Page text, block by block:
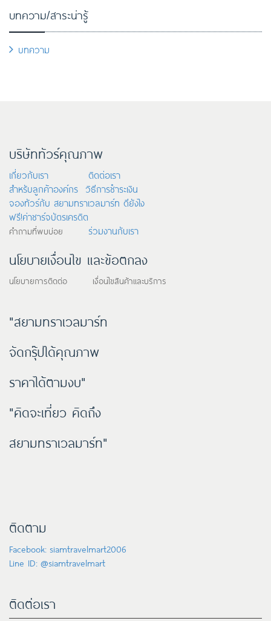
บทความ/สาระน่ารู้
บทความ
บริษัททัวร์คุณภาพ
เกี่ยวกับเรา
ติดต่อเรา
สำหรับลูกค้าองค์กร วิธีการชำระเงิน
จองทัวร์กับ สยามทราเวลมาร์ท ดียังไง
ฟรี!ค่าชาร์จบัตรเครดิต
คำถามที่พบบ่อย ร่วมงานกับเรา
นโยบายเงื่อนไข และข้อตกลง
นโยบายการติดต่อ เงื่อนไขสินค้าและบริการ
"สยามทราเวลมาร์ท
จัดกรุ๊ปได้คุณภาพ
ราคาได้ตามงบ"
"คิดจะเที่ยว คิดถึง
สยามทราเวลมาร์ท"
ติดตาม
Facebook: siamtravelmart2006
Line ID: @siamtravelmart
ติดต่อเรา